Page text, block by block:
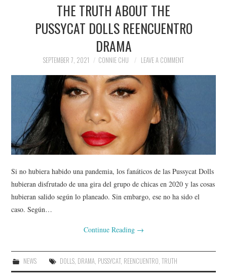
POLITICS
SOCIETY
SPORTS
TECHNOLOGY
THE TRUTH ABOUT THE
PUSSYCAT DOLLS REENCUENTRO
DRAMA
SEPTEMBER 7, 2021 CONNIE CHU LEAVE A COMMENT
Si no hubiera habido una pandemia, los fanáticos de las Pussycat Dolls
hubieran disfrutado de una gira del grupo de chicas en 2020 y las cosas
hubieran salido según lo planeado. Sin embargo, ese no ha sido el
caso. Según…
Continue Reading →
NEWS DOLLS, DRAMA, PUSSYCAT, REENCUENTRO, TRUTH